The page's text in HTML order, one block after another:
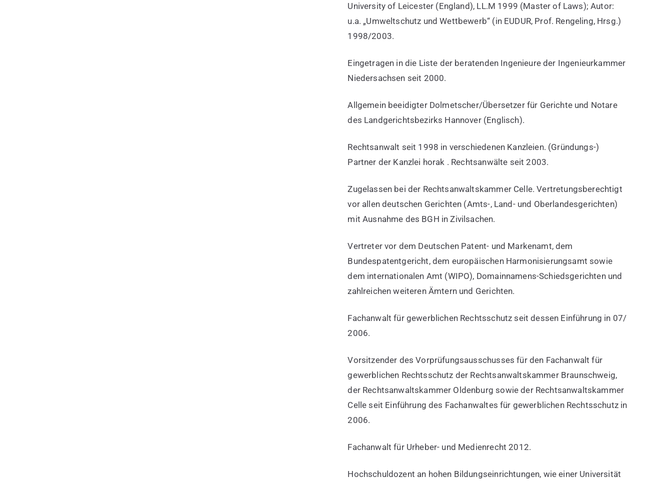
University of Leicester (England), LL.M 1999 (Master of Laws); Autor:
u.a. „Umweltschutz und Wettbewerb“ (in EUDUR, Prof. Rengeling, Hrsg.)
1998/2003.
Eingetragen in die Liste der beratenden Ingenieure der Ingenieurkammer
Niedersachsen seit 2000.
Allgemein beeidigter Dolmetscher/Übersetzer für Gerichte und Notare
des Landgerichtsbezirks Hannover (Englisch).
Rechtsanwalt seit 1998 in verschiedenen Kanzleien. (Gründungs-)
Partner der Kanzlei horak . Rechtsanwälte seit 2003.
Zugelassen bei der Rechtsanwaltskammer Celle. Vertretungsberechtigt
vor allen deutschen Gerichten (Amts-, Land- und Oberlandesgerichten)
mit Ausnahme des BGH in Zivilsachen.
Vertreter vor dem Deutschen Patent- und Markenamt, dem
Bundespatentgericht, dem europäischen Harmonisierungsamt sowie
dem internationalen Amt (WIPO), Domainnamens-Schiedsgerichten und
zahlreichen weiteren Ämtern und Gerichten.
Fachanwalt für gewerblichen Rechtsschutz seit dessen Einführung in 07/
2006.
Vorsitzender des Vorprüfungsausschusses für den Fachanwalt für
gewerblichen Rechtsschutz der Rechtsanwaltskammer Braunschweig,
der Rechtsanwaltskammer Oldenburg sowie der Rechtsanwaltskammer
Celle seit Einführung des Fachanwaltes für gewerblichen Rechtsschutz in
2006.
Fachanwalt für Urheber- und Medienrecht 2012.
Hochschuldozent an hohen Bildungseinrichtungen, wie einer Universität